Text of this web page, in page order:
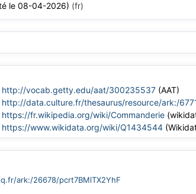
le 08-04-2026) (fr)
http://vocab.getty.edu/aat/300235537(AAT)
http://data.culture.fr/thesaurus/resource/ark:/
https://fr.wikipedia.org/wiki/Commanderie
https://www.wikidata.org/wiki/Q1434544
ark:/26678/pcrt7BMlTX2YhF